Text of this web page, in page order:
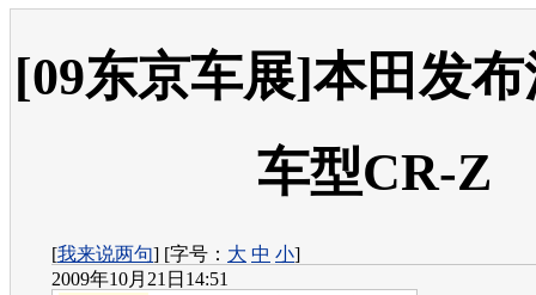
[09东京车展]本田发
车型CR-Z
[我来说两句] [字号： 大 中 小]
2009年10月21日14:51